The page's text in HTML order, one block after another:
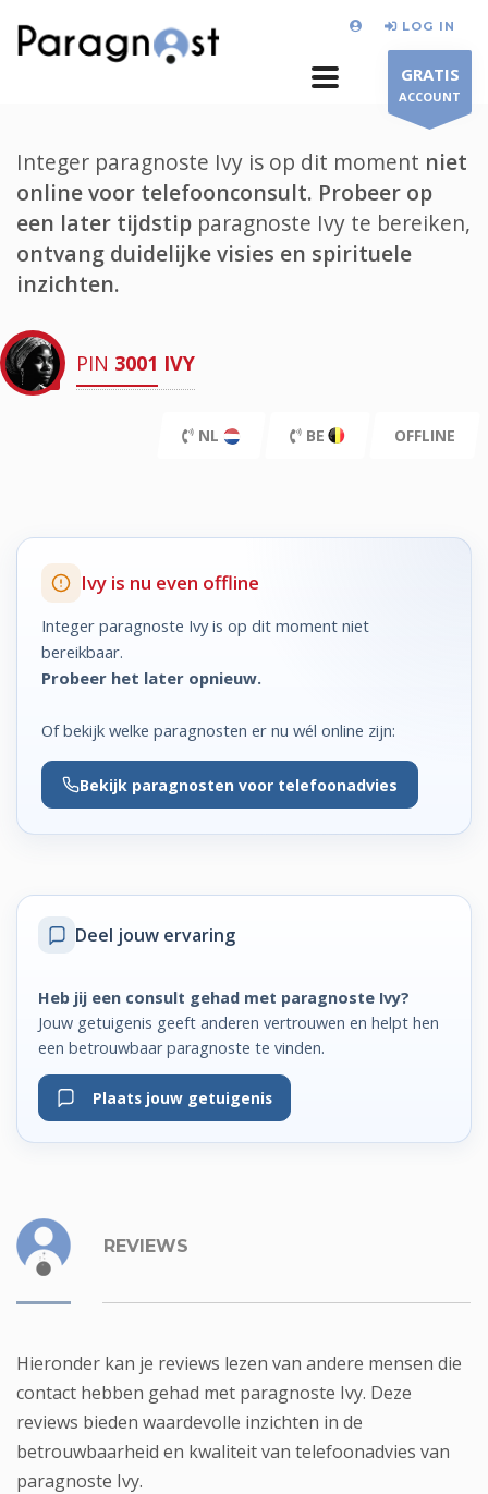
LOG IN
GRATIS
ACCOUNT
Integer paragnoste Ivy is op dit moment niet
online voor telefoonconsult. Probeer op
een later tijdstip paragnoste Ivy te bereiken,
ontvang duidelijke visies en spirituele
inzichten.
PIN 3001 IVY
NL BE OFFLINE
Ivy is nu even offline
Integer paragnoste Ivy is op dit moment niet
bereikbaar.
Probeer het later opnieuw.
Of bekijk welke paragnosten er nu wél online zijn:
Bekijk paragnosten voor telefoonadvies
Deel jouw ervaring
Heb jij een consult gehad met paragnoste Ivy?
Jouw getuigenis geeft anderen vertrouwen en helpt hen
een betrouwbaar paragnoste te vinden.
Plaats jouw getuigenis
REVIEWS
Hieronder kan je reviews lezen van andere mensen die
contact hebben gehad met paragnoste Ivy. Deze
reviews bieden waardevolle inzichten in de
betrouwbaarheid en kwaliteit van telefoonadvies van
paragnoste Ivy.